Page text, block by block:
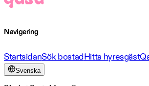
Navigering
StartsidanSök bostadHitta hyresgäst
Svenska